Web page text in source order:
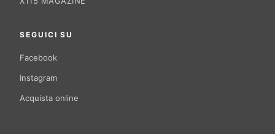
SEGUICI SU
Facebook
Instagram
Acquista online